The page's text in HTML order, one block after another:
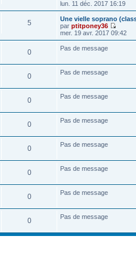
r
n
i
r
m
V
o
i
r
l
e
n
r
s
e
lun. 11 déc. 2017 16:19
5
Une vielle soprano
par ptitponey36
V
o
e
r
s
mer. 19 avr. 2017 09:42
0 Pas de message
0 Pas de message
0 Pas de message
0 Pas de message
0 Pas de message
0 Pas de message
0 Pas de message
0 Pas de message